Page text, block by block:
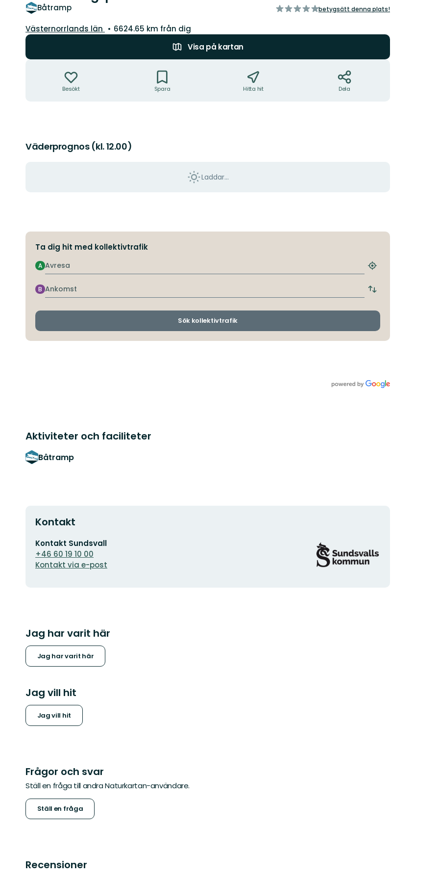
Båtramp
av
betygsätt denna plats!
Län:
Västernorrlands län
6624.65 km från dig
Visa på kartan
Besökt Spara Hitta hit Dela
Väderprognos (kl. 12.00)
Laddar...
Ta dig hit med kollektivtrafik
Avresa
A
Hitta
hållplats
Ankomst
B
Byt
och
Sök kollektivtrafik
Aktiviteter och faciliteter
Båtramp
Kontakt
E-
postadress
Kontakt Sundsvall
+46 60 19 10 00
Kontakt via e-post
Organisationens
logotyp
Jag har varit här
Jag har varit här
Jag vill hit
Jag vill hit
Frågor och svar
Ställ en fråga till andra Naturkartan-användare.
Ställ en fråga
Recensioner